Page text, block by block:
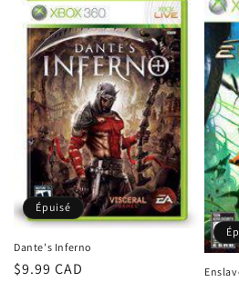
Épuisé
Dante's Inferno
Prix
$9.99 CAD